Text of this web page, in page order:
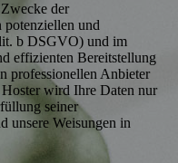
der
potenziellen und
b DSGVO) und im
effizienten Bereitstellung
professionellen Anbieter
wird Ihre Daten nur
seiner
unsere Weisungen in